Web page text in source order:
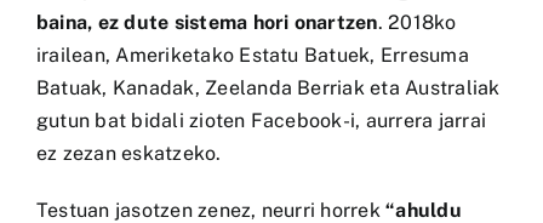
baina, ez dute sistema hori onartzen. 2018ko
irailean, Ameriketako Estatu Batuek, Erresuma
Batuak, Kanadak, Zeelanda Berriak eta Australiak
gutun bat bidali zioten Facebook-i, aurrera jarrai
ez zezan eskatzeko.
Testuan jasotzen zenez, neurri horrek“ahuldu